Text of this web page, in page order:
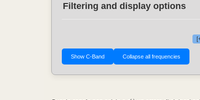
Filtering and display options